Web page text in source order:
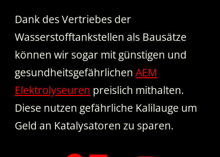
Dank des Vertriebes der
Wasserstofftankstellen als Bausätze
können wir sogar mit günstigen und
gesundheitsgefährlichen AEM
Elektrolyseuren preislich mithalten.
Diese nutzen gefährliche Kalilauge um
Geld an Katalysatoren zu sparen.